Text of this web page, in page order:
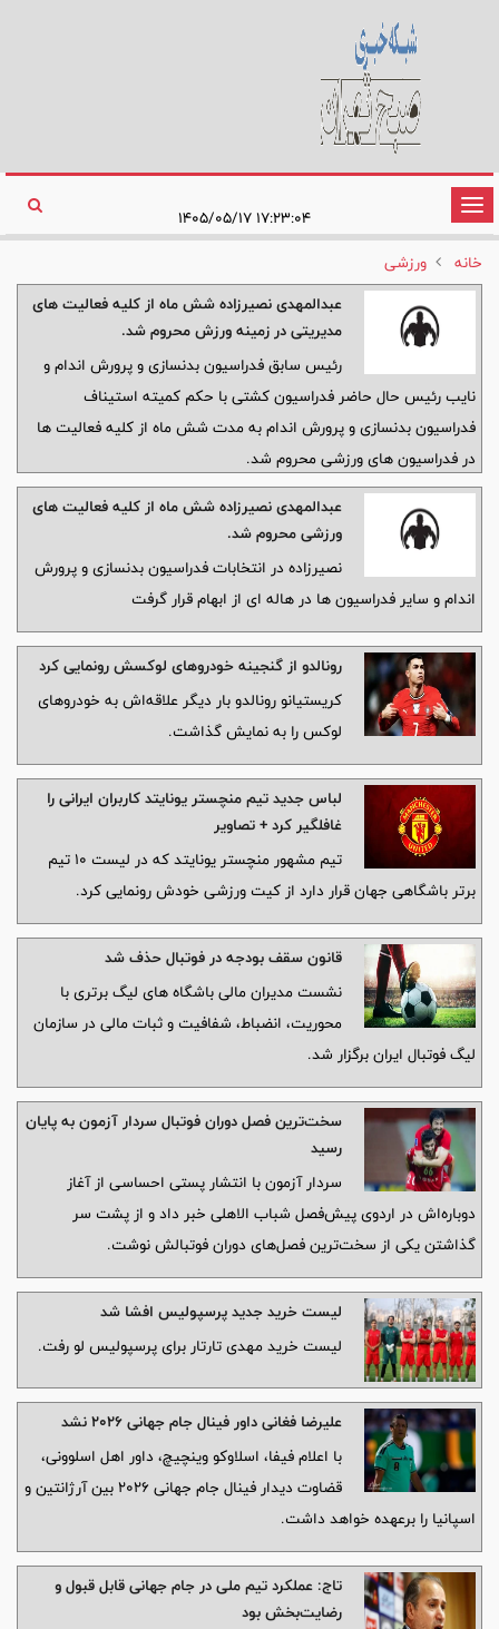
تغییر
وضعیت
ناوبری
خانه
ورزشی
عبدالمهدی نصیرزاده شش ماه از کلیه فعالیت های
مدیریتی در زمینه ورزش محروم شد.
رئیس سابق فدراسیون بدنسازی و پرورش اندام و
نایب رئیس حال حاضر فدراسیون کشتی با حکم کمیته استیناف
فدراسیون بدنسازی و پرورش اندام به مدت شش ماه از کلیه فعالیت ها
در فدراسیون های ورزشی محروم شد.
عبدالمهدی نصیرزاده شش ماه از کلیه فعالیت های
ورزشی محروم شد.
نصیرزاده در انتخابات فدراسیون بدنسازی و پرورش
اندام و سایر فدراسیون ها در هاله ای از ابهام قرار گرفت
رونالدو از گنجینه خودروهای لوکسش رونمایی کرد
کریستیانو رونالدو بار دیگر علاقه‌اش به خودروهای
لوکس را به نمایش گذاشت.
لباس جدید تیم منچستر یونایتد کاربران ایرانی را
غافلگیر کرد + تصاویر
تیم مشهور منچستر یونایتد که در لیست ۱۰ تیم
برتر باشگاهی جهان قرار دارد از کیت ورزشی خودش رونمایی کرد.
قانون سقف بودجه در فوتبال حذف شد
نشست مدیران مالی باشگاه های لیگ برتری با
محوریت، انضباط، شفافیت و ثبات مالی در سازمان
لیگ فوتبال ایران برگزار شد.
سخت‌ترین فصل دوران فوتبال سردار آزمون به پایان
رسید
سردار آزمون با انتشار پستی احساسی از آغاز
دوباره‌اش در اردوی پیش‌فصل شباب الاهلی خبر داد و از پشت سر
گذاشتن یکی از سخت‌ترین فصل‌های دوران فوتبالش نوشت.
لیست خرید جدید پرسپولیس افشا شد
لیست خرید مهدی تارتار برای پرسپولیس لو رفت.
علیرضا فغانی داور فینال جام جهانی ۲۰۲۶ نشد
با اعلام فیفا، اسلاوکو وینچیچ، داور اهل اسلوونی،
قضاوت دیدار فینال جام جهانی ۲۰۲۶ بین آرژانتین و
اسپانیا را برعهده خواهد داشت.
تاج: عملکرد تیم ملی در جام جهانی قابل قبول و
رضایت‌بخش بود